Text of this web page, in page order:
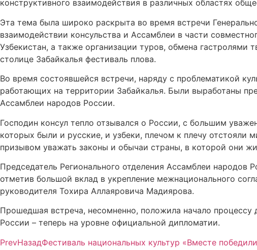
конструктивного взаимодействия в различных областях
Эта тема была широко раскрыта во время встречи
взаимодействии консульства и Ассамблеи в части
Узбекистан, а также организации туров, обмена
столице Забайкалья фестиваль плова.
Во время состоявшейся встречи, наряду с проблематикой
работающих на территории Забайкалья. Были выработаны
Ассамблеи народов России.
Господин консул тепло отзывался о России, с большим
которых были и русские, и узбеки, плечом к плечу
призывом уважать законы и обычаи страны, в которой они
Председатель Регионального отделения Ассамблеи народов
отметив большой вклад в укрепление межнационального
руководителя Тохира Аллаяровича Мадиярова.
Прошедшая встреча, несомненно, положила начало
России – теперь на уровне официальной дипломатии.
PrevНазадФестиваль национальных культур «Вместе